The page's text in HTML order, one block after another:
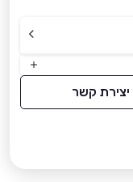
יצירת קשר